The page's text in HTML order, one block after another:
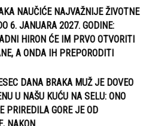
NAUČIĆE NAJVAŽNIJE ŽIVOTNE
6. JANUARA 2027. GODINE:
HIRON ĆE IM PRVO OTVORITI
A ONDA IH PREPORODITI
DANA BRAKA MUŽ JE DOVEO
U NAŠU KUĆU NA SELU: ONO
PRIREDILA GORE JE OD